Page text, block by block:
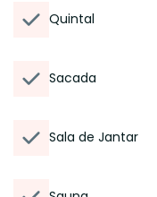
Quintal
Sacada
Sala de Jantar